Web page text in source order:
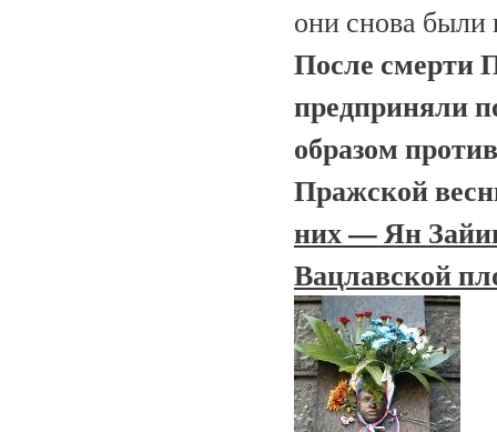
они снова
После смерти
предприняли
образом
Пражской
них — Ян
Вацлавской